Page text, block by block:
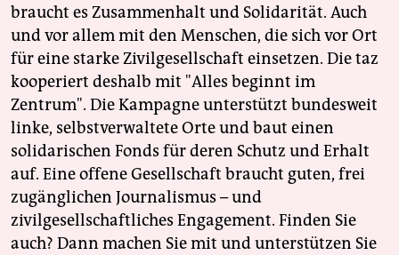
braucht es Zusammenhalt und Solidarität. Auch
und vor allem mit den Menschen, die sich vor Ort
für eine starke Zivilgesellschaft einsetzen. Die taz
kooperiert deshalb mit "Alles beginnt im
Zentrum". Die Kampagne unterstützt bundesweit
linke, selbstverwaltete Orte und baut einen
solidarischen Fonds für deren Schutz und Erhalt
auf. Eine offene Gesellschaft braucht guten, frei
zugänglichen Journalismus – und
zivilgesellschaftliches Engagement. Finden Sie
auch? Dann machen Sie mit und unterstützen Sie